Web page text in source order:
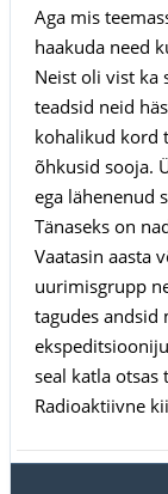
Aga mis
haakuda need
Neist oli vist ka
teadsid neid
kohalikud kord
õhkusid sooja.
ega lähenenud
Tänaseks on
Vaatasin aasta
uurimisgrupp
tagudes andsid
seal katla otsas
Radioaktiivne